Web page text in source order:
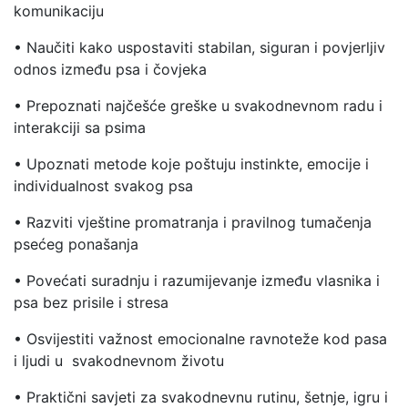
komunikaciju
• Naučiti kako uspostaviti stabilan, siguran i povjerljiv
odnos između psa i čovjeka
• Prepoznati najčešće greške u svakodnevnom radu i
interakciji sa psima
• Upoznati metode koje poštuju instinkte, emocije i
individualnost svakog psa
• Razviti vještine promatranja i pravilnog tumačenja
psećeg ponašanja
• Povećati suradnju i razumijevanje između vlasnika i
psa bez prisile i stresa
• Osvijestiti važnost emocionalne ravnoteže kod pasa
i ljudi u svakodnevnom životu
• Praktični savjeti za svakodnevnu rutinu, šetnje, igru i